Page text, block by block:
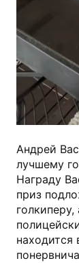
Андрей
лучшему
Награду
приз
находится